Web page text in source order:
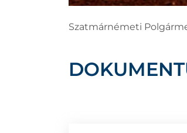
Szatmárnémeti